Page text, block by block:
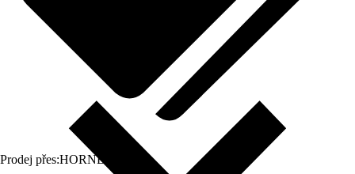
Prodej přes:HORNBACH